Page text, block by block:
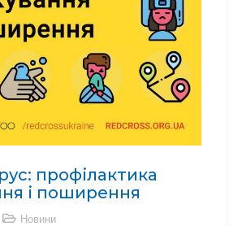
профілактика
і поширення
Новини